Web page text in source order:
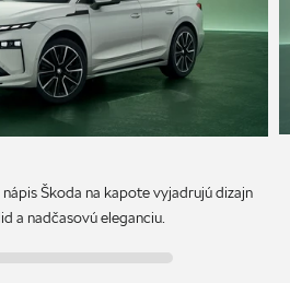
Škoda na kapote vyjadrujú dizajn
a nadčasovú eleganciu.